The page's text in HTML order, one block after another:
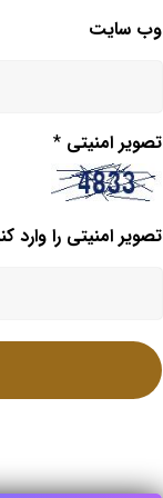
وب‌ سایت
تصویر امنیتی *
تصویر امنیتی را وارد